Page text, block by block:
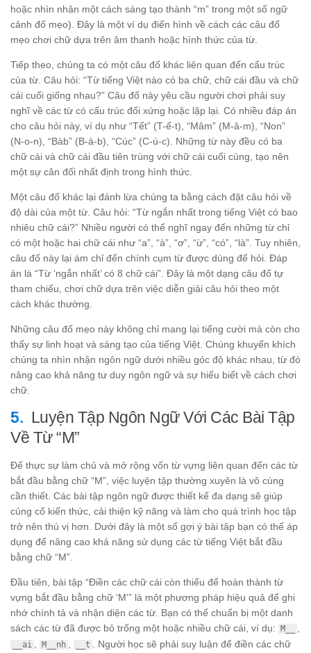
hoặc nhìn nhận một cách sáng tạo thành “m” trong một số ngữ
cảnh đố mẹo). Đây là một ví dụ điển hình về cách các câu đố
mẹo chơi chữ dựa trên âm thanh hoặc hình thức của từ.
Tiếp theo, chúng ta có một câu đố khác liên quan đến cấu trúc
của từ. Câu hỏi: “Từ tiếng Việt nào có ba chữ, chữ cái đầu và chữ
cái cuối giống nhau?” Câu đố này yêu cầu người chơi phải suy
nghĩ về các từ có cấu trúc đối xứng hoặc lặp lại. Có nhiều đáp án
cho câu hỏi này, ví dụ như “Tết” (T-ế-t), “Mâm” (M-â-m), “Non”
(N-o-n), “Bàb” (B-à-b), “Cúc” (C-ú-c). Những từ này đều có ba
chữ cái và chữ cái đầu tiên trùng với chữ cái cuối cùng, tạo nên
một sự cân đối nhất định trong hình thức.
Một câu đố khác lại đánh lừa chúng ta bằng cách đặt câu hỏi về
độ dài của một từ. Câu hỏi: “Từ ngắn nhất trong tiếng Việt có bao
nhiêu chữ cái?” Nhiều người có thể nghĩ ngay đến những từ chỉ
có một hoặc hai chữ cái như “a”, “à”, “ơ”, “ừ”, “có”, “là”. Tuy nhiên,
câu đố này lại ám chỉ đến chính cụm từ được dùng để hỏi. Đáp
án là “Từ ‘ngắn nhất’ có 8 chữ cái”. Đây là một dạng câu đố tự
tham chiếu, chơi chữ dựa trên việc diễn giải câu hỏi theo một
cách khác thường.
Những câu đố mẹo này không chỉ mang lại tiếng cười mà còn cho
thấy sự linh hoạt và sáng tạo của tiếng Việt. Chúng khuyến khích
chúng ta nhìn nhận ngôn ngữ dưới nhiều góc độ khác nhau, từ đó
nâng cao khả năng tư duy ngôn ngữ và sự hiểu biết về cách chơi
chữ.
Luyện Tập Ngôn Ngữ Với Các Bài Tập
Về Từ “M”
Để thực sự làm chủ và mở rộng vốn từ vựng liên quan đến các từ
bắt đầu bằng chữ “M”, việc luyện tập thường xuyên là vô cùng
cần thiết. Các bài tập ngôn ngữ được thiết kế đa dạng sẽ giúp
củng cố kiến thức, cải thiện kỹ năng và làm cho quá trình học tập
trở nên thú vị hơn. Dưới đây là một số gợi ý bài tập bạn có thể áp
dụng để nâng cao khả năng sử dụng các từ tiếng Việt bắt đầu
bằng chữ “M”.
Đầu tiên, bài tập “Điền các chữ cái còn thiếu để hoàn thành từ
vựng bắt đầu bằng chữ ‘M'” là một phương pháp hiệu quả để ghi
nhớ chính tả và nhận diện các từ. Bạn có thể chuẩn bị một danh
sách các từ đã được bỏ trống một hoặc nhiều chữ cái, ví dụ:
M__ ,
__ai , M__nh , __t . Người học sẽ phải suy luận để điền các chữ